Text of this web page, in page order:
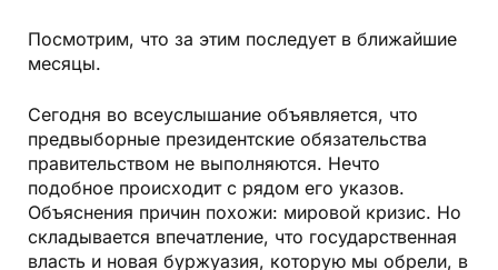
Посмотрим, что за этим последует в ближайшие
месяцы.
Сегодня во всеуслышание объявляется, что
предвыборные президентские обязательства
правительством не выполняются. Нечто
подобное происходит с рядом его указов.
Объяснения причин похожи: мировой кризис. Но
складывается впечатление, что государственная
власть и новая буржуазия, которую мы обрели, в